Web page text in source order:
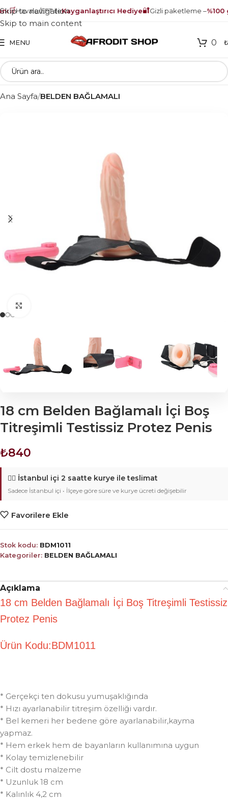
🛒Havale/EFT ileKayganlaştırıcı Hediye🔐Gizli paketleme –%100
Skip to navigation
Skip to main content
MENU 0 ₺
Ana Sayfa BELDEN BAĞLAMALI
18 cm Belden Bağlamalı İçi Boş
Titreşimli Testissiz Protez Penis
₺840
🚴‍♂️ İstanbul içi 2 saatte kurye ile teslimat
Sadece İstanbul içi • İlçeye göre süre ve kurye ücreti değişebilir
Favorilere Ekle
Stok kodu: BDM1011
Kategoriler: BELDEN BAĞLAMALI
Açıklama
18 cm Belden Bağlamalı İçi Boş Titreşimli Testissiz
Protez Penis
Ürün Kodu:BDM1011
* Gerçekçi ten dokusu yumuşaklığında
* Hızı ayarlanabilir titreşim özelliği vardır.
* Bel kemeri her bedene göre ayarlanabilir,kayma
yapmaz.
* Hem erkek hem de bayanların kullanımına uygun
* Kolay temizlenebilir
* Cilt dostu malzeme
* Uzunluk 18 cm
* Kalınlık 4,2 cm